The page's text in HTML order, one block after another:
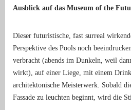
Ausblick auf das Museum of the
Dieser futuristische, fast surreal
Perspektive des Pools noch
verbracht (abends im Dunkeln, weil
wirkt), auf einer Liege, mit einem
architektonische Meisterwerk. Sobald
Fassade zu leuchten beginnt, wird die